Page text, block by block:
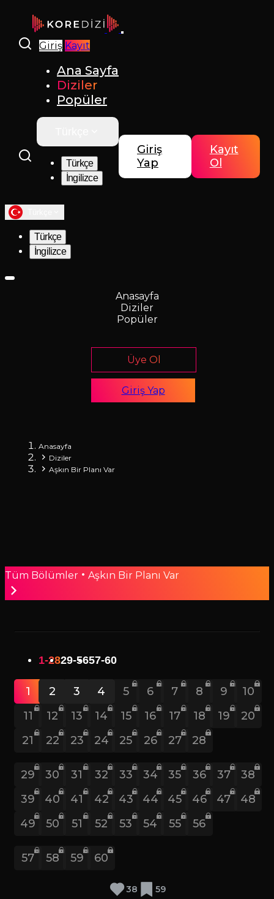
Giriş Kayıt
Ana Sayfa
Diziler
Popüler
Türkçe
İngilizce
Giriş
Yap
Kayıt
Ol
Türkçe
İngilizce
Anasayfa
Diziler
Popüler
Üye Ol
Giriş Yap
Anasayfa
Diziler
Aşkın Bir Planı Var
Tüm Bölümler • Aşkın Bir Planı Var
38 59
1-2829-5657-60
1 2 3 4 5 6 7 8 9
10
11
12 13 14 15 16 17 18 19
20
21
22 23 24 25 26 27 28
29 30 31 32 33 34 35 36 37
38
39
40 41 42 43 44 45 46 47
48
49
50 51 52 53 54 55 56
57 58 59 60